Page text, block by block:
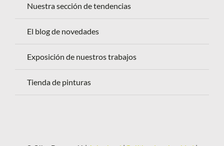
Nuestra sección de tendencias
El blog de novedades
Exposición de nuestros trabajos
Tienda de pinturas